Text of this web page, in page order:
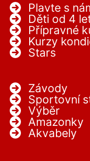
Plavte s
Děti od 4
Přípravné
Kurzy
Stars
Závody
Sportovní
Výběr
Amazonky
Akvabely